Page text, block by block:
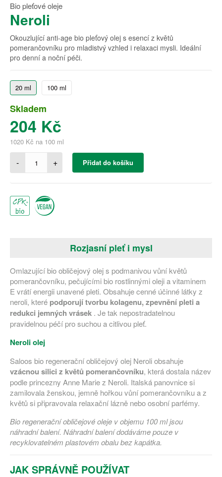
Bio pleťové oleje
Neroli
Okouzlující anti-age bio pleťový olej s esencí z květů
pomerančovníku pro mladistvý vzhled i relaxaci mysli. Ideální
pro denní a noční péči.
20 ml 100 ml
Skladem
204 Kč
1020 Kč na 100 ml
- + Přidat do košíku
Rozjasní pleť i mysl
Omlazující bio obličejový olej s podmanivou vůní květů
pomerančovníku, pečujícími bio rostlinnými oleji a vitaminem
E vrátí energii unavené pleti. Obsahuje cenné účinné látky z
neroli, které podporují tvorbu kolagenu, zpevnění pleti a
redukci jemných vrásek . Je tak nepostradatelnou
pravidelnou péčí pro suchou a citlivou pleť.
Neroli olej
Saloos bio regenerační obličejový olej Neroli obsahuje
vzácnou silici z květů pomerančovníku, která dostala název
podle princezny Anne Marie z Neroli. Italská panovnice si
zamilovala ženskou, jemně hořkou vůní pomerančovníku a z
květů si připravovala relaxační lázně nebo osobní parfémy.
Bio regenerační obličejové oleje v objemu 100 ml jsou
náhradní balení. Náhradní balení dodáváme pouze v
recyklovatelném plastovém obalu bez kapátka.
JAK SPRÁVNĚ POUŽÍVAT